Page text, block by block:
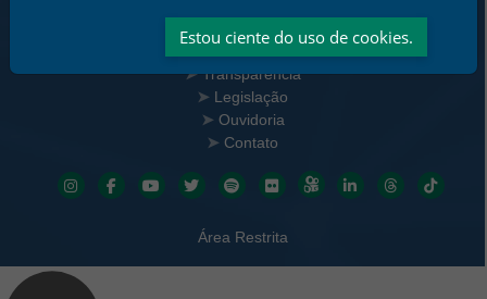
Notícias
Transparência
Legislação
Ouvidoria
Contato
Redes sociais
Área Restrita
Estou ciente do uso de cookies.